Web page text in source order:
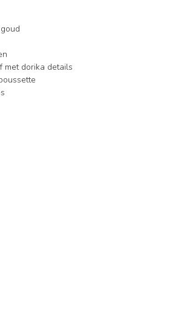
met dorika details